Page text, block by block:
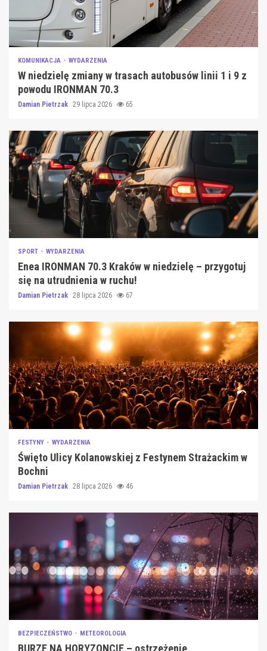
KOMUNIKACJA WYDARZENIA
W niedzielę zmiany w trasach autobusów linii 1 i 9 z
powodu IRONMAN 70.3
Damian Pietrzak 29 lipca 2026 65
SPORT WYDARZENIA
Enea IRONMAN 70.3 Kraków w niedzielę – przygotuj
się na utrudnienia w ruchu!
Damian Pietrzak 28 lipca 2026 67
FESTYNY WYDARZENIA
Święto Ulicy Kolanowskiej z Festynem Strażackim w
Bochni
Damian Pietrzak 28 lipca 2026 46
BEZPIECZEŃSTWO METEOROLOGIA
BURZE NA HORYZONCIE – ostrzeżenie